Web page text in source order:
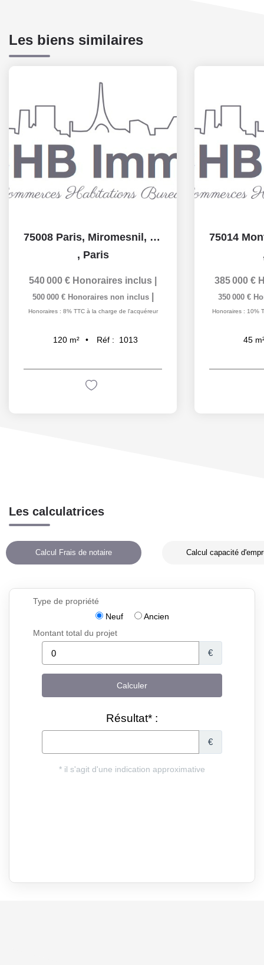
Les biens similaires
75008 Paris, Miromesnil, brasserie 55 couverts avec...
, Paris
540 000 € Honoraires inclus
500 000 € Honoraires non inclus
Honoraires : 8% TTC à la charge de l'acquéreur
120 m² Réf : 1013
385 000 €
350 000 €
Honoraires : 10%
45
Les calculatrices
Calcul Frais de notaire Calcul capacité